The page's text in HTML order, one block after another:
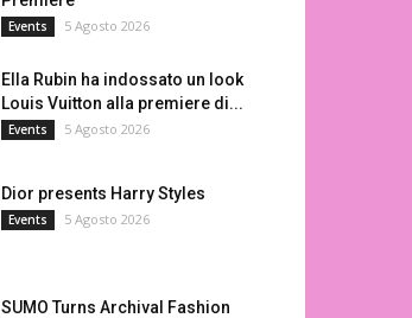
Events 5 Agosto 2026
Ella Rubin ha indossato un look
Louis Vuitton alla premiere di...
Events 5 Agosto 2026
Dior presents Harry Styles
Events 5 Agosto 2026
SUMO Turns Archival Fashion